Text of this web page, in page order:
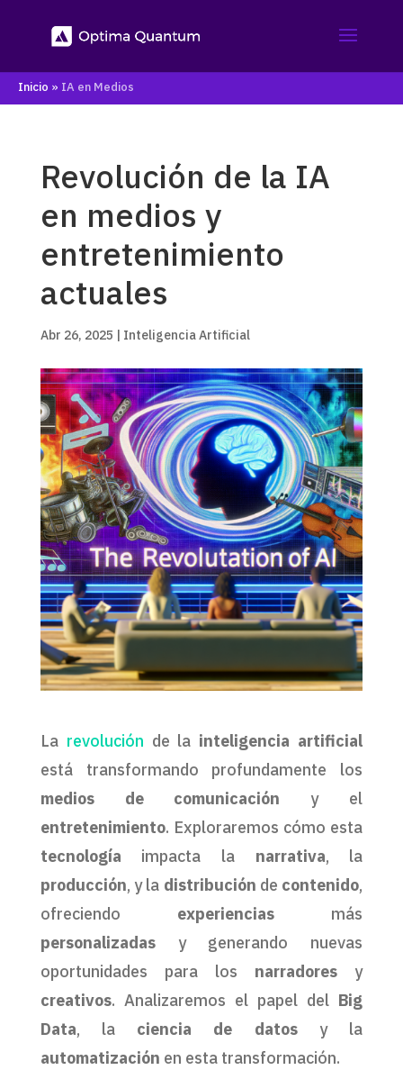
Inicio » IA en Medios
Revolución de la IA
en medios y
entretenimiento
actuales
Abr 26, 2025 | Inteligencia Artificial
La revolución de la inteligencia artificial
está transformando profundamente los
medios de comunicación y el
entretenimiento. Exploraremos cómo esta
tecnología impacta la narrativa, la
producción, y la distribución de contenido,
ofreciendo experiencias más
personalizadasy generando nuevas
oportunidades para los narradores y
creativos. Analizaremos el papel del Big
Data, la ciencia de datosy la
automatización en esta transformación.